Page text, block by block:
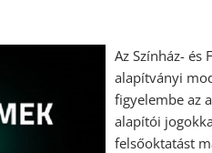
Az Színház- és
alapítványi
figyelembe az
alapítói
felsőoktatást